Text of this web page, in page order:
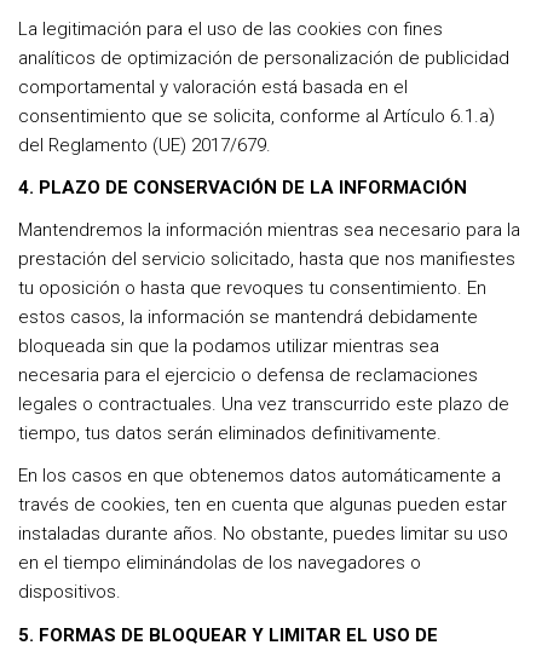
La legitimación para el uso de las cookies con fines
analíticos de optimización de personalización de publicidad
comportamental y valoración está basada en el
consentimiento que se solicita, conforme al Artículo 6.1.a)
del Reglamento (UE) 2017/679.
4. PLAZO DE CONSERVACIÓN DE LA INFORMACIÓN
Mantendremos la información mientras sea necesario para la
prestación del servicio solicitado, hasta que nos manifiestes
tu oposición o hasta que revoques tu consentimiento. En
estos casos, la información se mantendrá debidamente
bloqueada sin que la podamos utilizar mientras sea
necesaria para el ejercicio o defensa de reclamaciones
legales o contractuales. Una vez transcurrido este plazo de
tiempo, tus datos serán eliminados definitivamente.
En los casos en que obtenemos datos automáticamente a
través de cookies, ten en cuenta que algunas pueden estar
instaladas durante años. No obstante, puedes limitar su uso
en el tiempo eliminándolas de los navegadores o
dispositivos.
5. FORMAS DE BLOQUEAR Y LIMITAR EL USO DE